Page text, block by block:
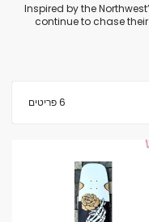
Inspired by the
continue to chase
6פריטים